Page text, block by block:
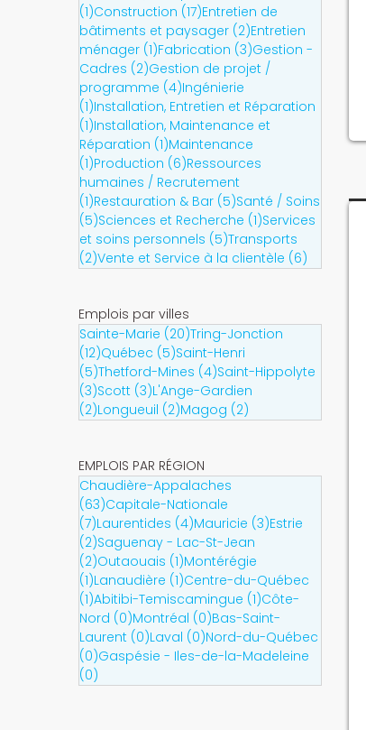
(1)Construction (17)Entretien de
bâtiments et paysager (2)Entretien
ménager (1)Fabrication (3)Gestion -
Cadres (2)Gestion de projet /
programme (4)Ingénierie
(1)Installation, Entretien et Réparation
(1)Installation, Maintenance et
Réparation (1)Maintenance
(1)Production (6)Ressources
humaines / Recrutement
(1)Restauration & Bar (5)Santé / Soins
(5)Sciences et Recherche (1)Services
et soins personnels (5)Transports
(2)Vente et Service à la clientèle (6)
Emplois par villes
Sainte-Marie (20)Tring-Jonction
(12)Québec (5)Saint-Henri
(5)Thetford-Mines (4)Saint-Hippolyte
(3)Scott (3)L'Ange-Gardien
(2)Longueuil (2)Magog (2)
EMPLOIS PAR RÉGION
Chaudière-Appalaches
(63)Capitale-Nationale
(7)Laurentides (4)Mauricie (3)Estrie
(2)Saguenay - Lac-St-Jean
(2)Outaouais (1)Montérégie
(1)Lanaudière (1)Centre-du-Québec
(1)Abitibi-Temiscamingue (1)Côte-
Nord (0)Montréal (0)Bas-Saint-
Laurent (0)Laval (0)Nord-du-Québec
(0)Gaspésie - Iles-de-la-Madeleine
(0)